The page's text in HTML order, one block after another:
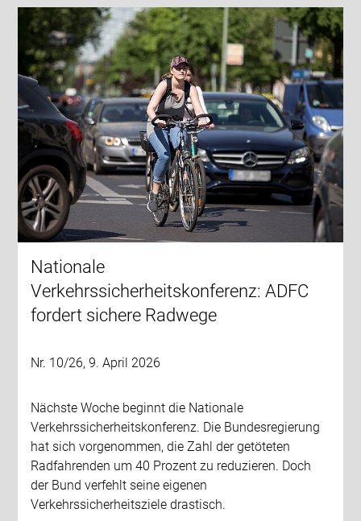
Nationale
Verkehrssicherheitskonferenz: ADFC
fordert sichere Radwege
Nr. 10/26, 9. April 2026
Nächste Woche beginnt die Nationale
Verkehrssicherheitskonferenz. Die Bundesregierung
hat sich vorgenommen, die Zahl der getöteten
Radfahrenden um 40 Prozent zu reduzieren. Doch
der Bund verfehlt seine eigenen
Verkehrssicherheitsziele drastisch.